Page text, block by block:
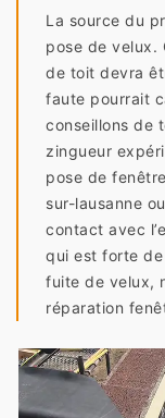
La source du
pose de velux.
de toit devra
faute pourrait
conseillons de
zingueur
pose de
sur-lausanne
contact avec
qui est forte de
fuite de velux,
réparation